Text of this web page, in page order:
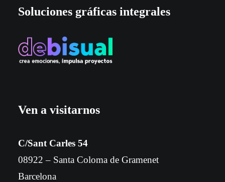
Soluciones gráficas integrales
Ven a visitarnos
C/Sant Carles 54
08922 – Santa Coloma de Gramenet
Barcelona